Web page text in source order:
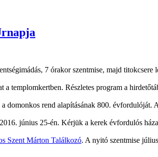
7 órakor szentmise, majd titokcsere
templomkertben. Részletes program a
domonkos rend alapításának 800. évfordulóját.
június 25-én. Kérjük a kerek évfordulós
Szent Márton Találkozó. A nyitó szentmise